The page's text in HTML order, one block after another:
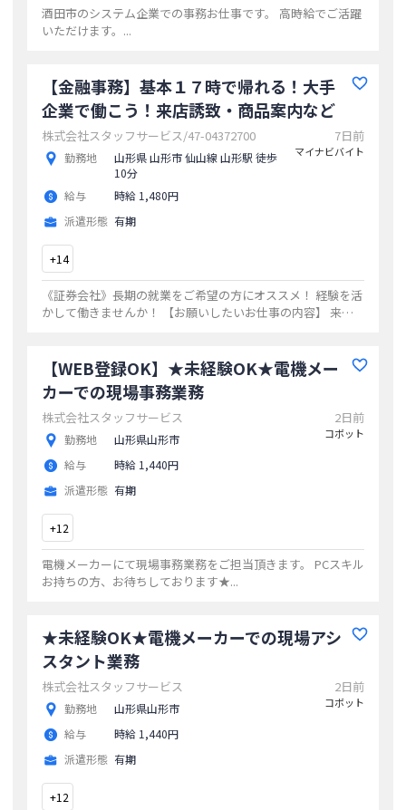
酒田市のシステム企業での事務お仕事です。 高時給でご活躍
いただけます。 ...
【金融事務】基本１７時で帰れる！大手
企業で働こう！来店誘致・商品案内など
株式会社スタッフサービス/47-04372700
勤務地
山形県 山形市 仙山線 山形駅 徒歩
10分
給与
時給 1,480円
派遣形態 有期
7日前
マイナビバイト
+14
《証券会社》長期の就業をご希望の方にオススメ！ 経験を活
かして働きませんか！ 【お願いしたいお仕事の内容】 来店
【WEB登録OK】★未経験OK★電機メー
カーでの現場事務業務
株式会社スタッフサービス
勤務地
山形県山形市
給与
時給 1,440円
派遣形態 有期
2日前
コボット
+12
電機メーカーにて現場事務業務をご担当頂きます。 PCスキル
お持ちの方、お待ちしております★...
★未経験OK★電機メーカーでの現場アシ
スタント業務
株式会社スタッフサービス
勤務地
山形県山形市
給与
時給 1,440円
派遣形態 有期
2日前
コボット
+12